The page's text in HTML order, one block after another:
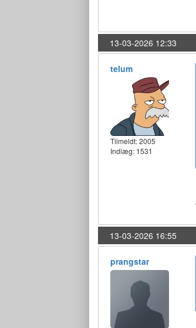
13-03-2026 12:33
telum
Tilmeldt:2005
Indlæg: 1531
13-03-2026 16:55
prangstar